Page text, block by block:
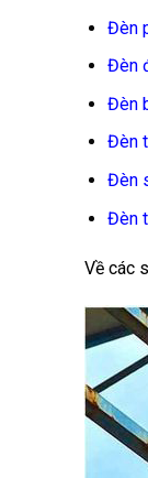
Đèn
Đèn
Đèn
Đèn
Đèn
Đèn
Về các